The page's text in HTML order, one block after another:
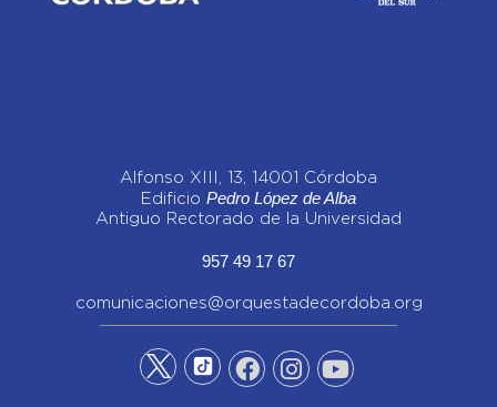
Alfonso XIII, 13, 14001 Córdoba
Edificio Pedro López de Alba
Antiguo Rectorado de la Universidad
957 49 17 67
comunicaciones@orquestadecordoba.org